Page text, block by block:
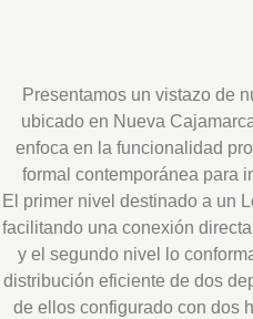
Presentamos un vistazo de
ubicado en Nueva
enfoca en la funcionalidad
formal contemporánea para
El primer nivel destinado a un
facilitando una conexión
y el segundo nivel lo
distribución eficiente de dos
de ellos configurado con dos